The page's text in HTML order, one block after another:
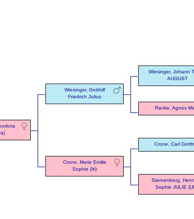
Wiesinger, Gotthilf
Friedrich Julius
Wiesinger, Johann
AUGUST
Ranke, Agnes
Crone, Marie Emilie
Sophie (Iti)
Crone, Carl
Sternenberg,
Sophie JULIE